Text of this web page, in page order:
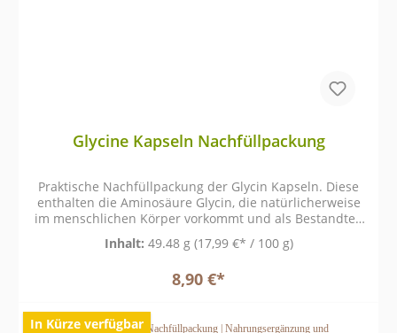
Glycine Kapseln Nachfüllpackung
Praktische Nachfüllpackung der Glycin Kapseln. Diese
enthalten die Aminosäure Glycin, die natürlicherweise
im menschlichen Körper vorkommt und als Bestandteil
von Proteinen eine grundlegende Rolle im
Aminosäurestoffwechsel spielt.
Inhalt: 49.48 g (17,99 €* / 100 g)
8,90 €*
In Kürze verfügbar